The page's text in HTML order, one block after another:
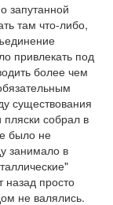
запутанной
там что-либо,
привлекать под
более чем
существования
собрал в
было не
занимало в
назад просто
не валялись.